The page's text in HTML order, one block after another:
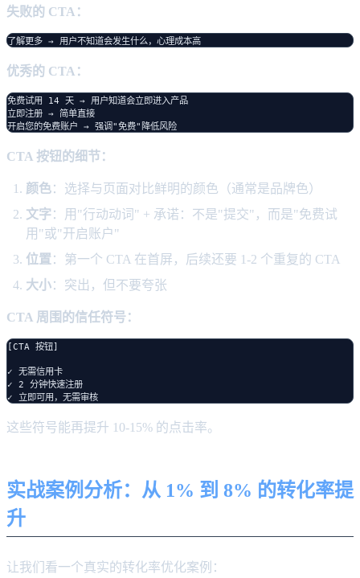
失败的 CTA：
优秀的 CTA：
免费试用 14 天 → 用户知道会立即进入产品
立即注册 → 简单直接
CTA 按钮的细节：
颜色：选择与页面对比鲜明的颜色（通常是品牌色）
文字：用"行动动词" + 承诺：不是"提交"，而是"免费试
用"或"开启账户"
位置 ：第一个 CTA 在首屏，后续还要 1-2 个重复的 CTA
大小：突出，但不要夸张
CTA 周围的信任符号：
[CTA 按钮]
✓ 无需信用卡
✓ 2 分钟快速注册
这些符号能再提升 10-15% 的点击率。
实战案例分析：从 1% 到 8% 的转化率提
升
让我们看一个真实的转化率优化案例：